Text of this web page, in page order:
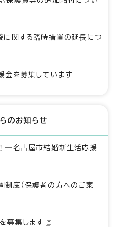
に関する臨時措置の延長につ
金を募集しています
のお知らせ
―名古屋市結婚新生活応援
制度（保護者の方へのご案
募集します